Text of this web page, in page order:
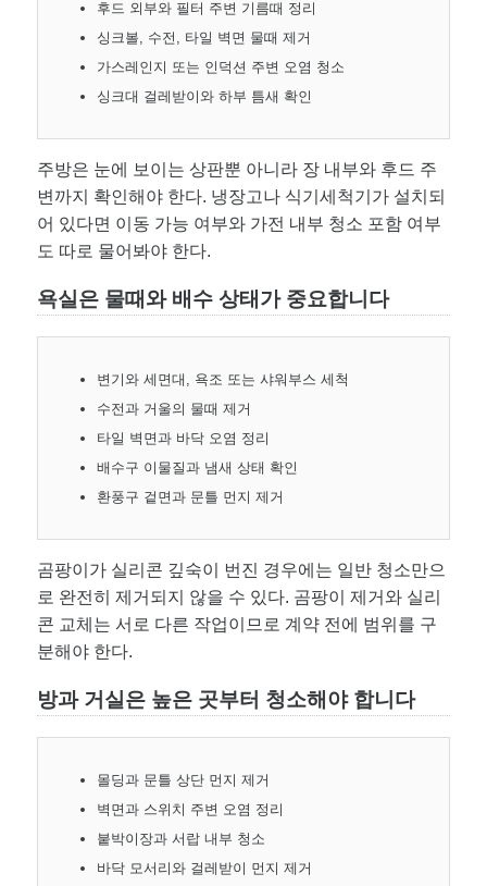
후드 외부와 필터 주변 기름때 정리
싱크볼, 수전, 타일 벽면 물때 제거
가스레인지 또는 인덕션 주변 오염 청소
싱크대 걸레받이와 하부 틈새 확인
주방은 눈에 보이는 상판뿐 아니라 장 내부와 후드 주
변까지 확인해야 한다. 냉장고나 식기세척기가 설치되
어 있다면 이동 가능 여부와 가전 내부 청소 포함 여부
도 따로 물어봐야 한다.
욕실은 물때와 배수 상태가 중요합니다
변기와 세면대, 욕조 또는 샤워부스 세척
수전과 거울의 물때 제거
타일 벽면과 바닥 오염 정리
배수구 이물질과 냄새 상태 확인
환풍구 겉면과 문틀 먼지 제거
곰팡이가 실리콘 깊숙이 번진 경우에는 일반 청소만으
로 완전히 제거되지 않을 수 있다. 곰팡이 제거와 실리
콘 교체는 서로 다른 작업이므로 계약 전에 범위를 구
분해야 한다.
방과 거실은 높은 곳부터 청소해야 합니다
몰딩과 문틀 상단 먼지 제거
벽면과 스위치 주변 오염 정리
붙박이장과 서랍 내부 청소
바닥 모서리와 걸레받이 먼지 제거